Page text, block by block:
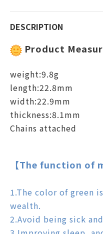
DESCRIPTION
Product
weight:9.8g
length:22.8mm
width:22.9mm
thickness:8.1mm
Chains attached
【The function of
1.The color of green
wealth.
2.Avoid being sick